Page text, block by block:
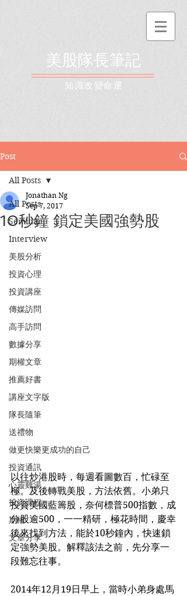
美股隊長筆記
​知識改變命運
Post
All Posts
Seminar
Interview
美股分析
投資心理
投資講座
傳媒訪問
高手訪問
數據分享
期權文章
推薦好書
講座文字版
隊長隨筆
送禮物
做更快樂更成功的自己
投資通訊
心靈雞湯
投資課程
期權
文章分享
All Posts
10秒鐘 鎖定美國強勢股
Jonathan Ng
Sep 7, 2017
以往炒港股時，每週看圖數百，忙碌至
極。及後轉戰美股，方法依舊。小弟只
投資美國藍籌股，奈何標普500指數，成
分股逾500，一一精研，極花時間，慶幸
後來找到方法，能於10秒鐘內，快速鎖
定強勢美股。解釋該法之前，先分享一
段難忘往事。
2014年12月19日早上，當時小弟身處馬